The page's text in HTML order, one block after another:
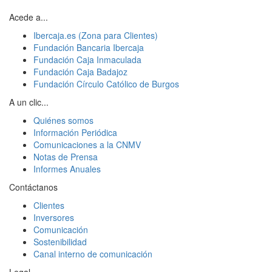
Acede a...
Ibercaja.es (Zona para Clientes)
Fundación Bancaria Ibercaja
Fundación Caja Inmaculada
Fundación Caja Badajoz
Fundación Círculo Católico de Burgos
A un clic...
Quiénes somos
Información Periódica
Comunicaciones a la CNMV
Notas de Prensa
Informes Anuales
Contáctanos
Clientes
Inversores
Comunicación
Sostenibilidad
Canal interno de comunicación